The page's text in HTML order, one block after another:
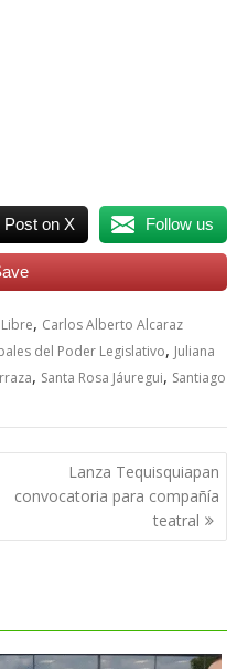
Post on X Follow us
, Carlos Alberto Alcaraz
del Poder Legislativo, Juliana
, Santa Rosa Jáuregui, Santiago
Lanza Tequisquiapan
convocatoria para compañía
teatral